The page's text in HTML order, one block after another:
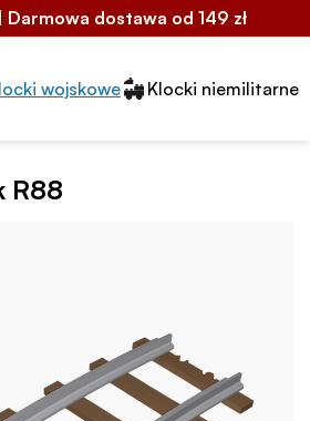
dostawa od 149 zł
segmentów2
wojskowe Klocki niemilitarne
R88